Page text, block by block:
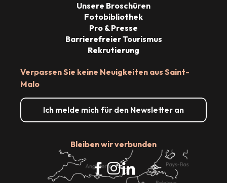
Verpassen Sie keine Neuigkeiten aus Saint-
Malo
Ich melde mich für den Newsletter an
Bleiben wir verbunden
Unsere Broschüren
Fotobibliothek
Pro & Presse
Barrierefreier Tourismus
Rekrutierung